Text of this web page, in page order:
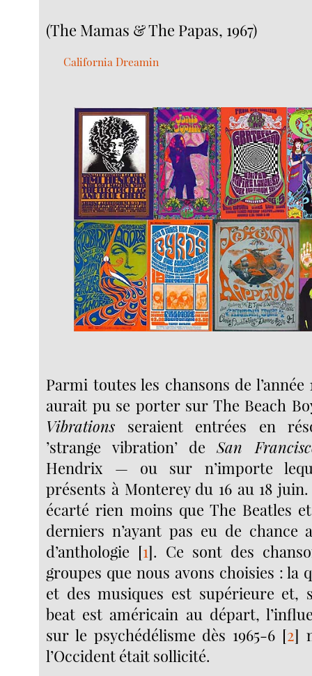
(The Mamas & The Papas, 1967)
California Dreamin
Parmi toutes les chansons de l’année
aurait pu se porter sur The Beach
Vibrations seraient entrées en
’strange vibration’ deSan
Hendrix — ou sur n’importe
présents à Monterey du 16 au 18
écarté rien moins que The Beatles
derniers n’ayant pas eu de chance
d’anthologie [1]. Ce sont des
groupes que nous avons choisies : la
et des musiques est supérieure et,
beat est américain au départ,
sur le psychédélisme dès 1965-6 [2]
l’Occident était sollicité.